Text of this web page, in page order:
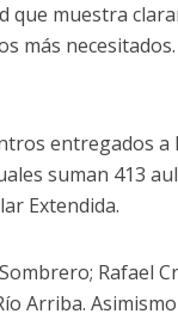
que muestra
más necesitados.
entregados a
suman 413
Extendida.
Rafael
Arriba.